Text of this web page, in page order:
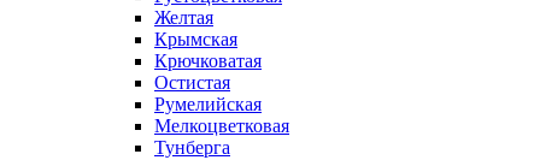
Желтая
Крымская
Крючковатая
Остистая
Румелийская
Мелкоцветковая
Тунберга